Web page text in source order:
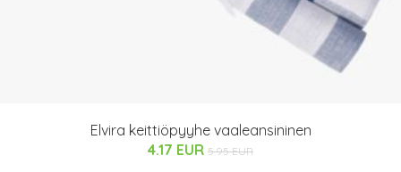
Elvira keittiöpyyhe vaaleansininen
4.17 EUR 5.95 EUR